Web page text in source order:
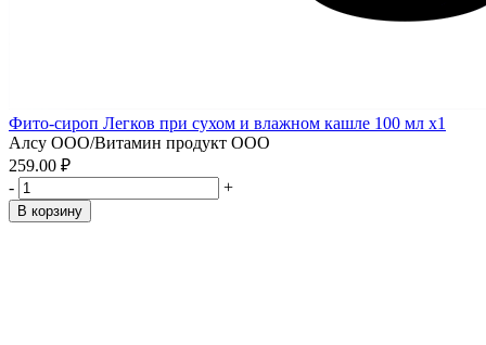
Фито-сироп Легков при сухом и влажном кашле 100 мл x1
Алсу ООО/Витамин продукт ООО
259.00 ₽
-
+
В корзину